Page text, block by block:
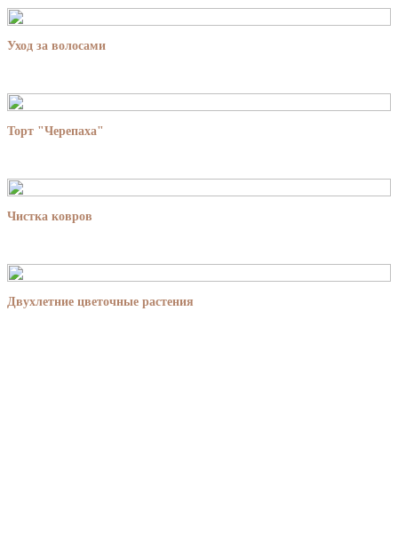
Уход за волосами
Торт "Черепаха"
Чистка ковров
Двухлетние цветочные растения